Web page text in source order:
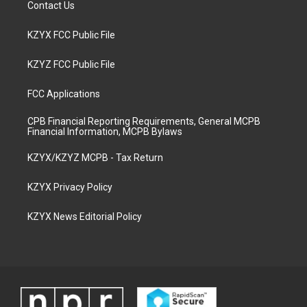
Contact Us
KZYX FCC Public File
KZYZ FCC Public File
FCC Applications
CPB Financial Reporting Requirements, General MCPB
Financial Information, MCPB Bylaws
KZYX/KZYZ MCPB - Tax Return
KZYX Privacy Policy
KZYX News Editorial Policy